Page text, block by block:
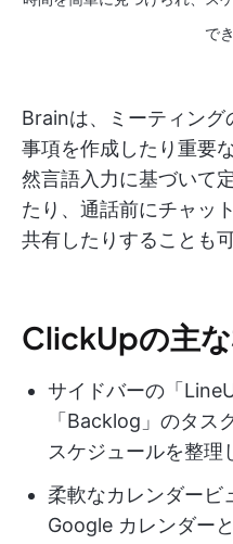
で
Brainは、ミーティン
事項を作成したり重要
然言語入力に基づいて
たり、通話前にチャッ
共有したりすることも
ClickUpの主
サイドバーの「
「Backlog」のタス
スケジュールを整理
柔軟なカレンダービ
Google カレンダー